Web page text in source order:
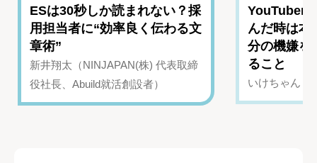
ESは30秒しか読まれない？採
用担当者に“効率良く伝わる文
章術”
新井翔太（NINJAPAN(株) 代表取締
役社長、Abuild就活創設者）
YouTuber
んだ時は
分の機嫌を
ること
いけちゃん（